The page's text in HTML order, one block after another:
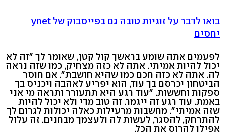
בואו לדבר על זוגיות טובה גם בפייסבוק של ynet
יחסים
לפעמים אתה שומע בראשך קול קטן, שאומר לך "זה לא
יכול להיות אמיתי. אתה לא כזה מצחיק, כמו שזה נראה
לה. אתה לא כזה חכם כמו שהיא חושבת". אם חוסר
הביטחון יכרסם בך עוד, הוא יפריע לאהבה ויכניס בך
ספקות וחששות. "עוד רגע היא תתעורר ותראה מי אני
באמת. עוד רגע זה ייגמר. זה טוב מדי ולא יכול להיות
שזה אמיתי". מחשבות מרעילות כאלה יכולות לגרום לך
להתרחק, להסגר, לעשות לה ולעצמך מבחנים. זה עלול
אפילו להרוס את הכל.